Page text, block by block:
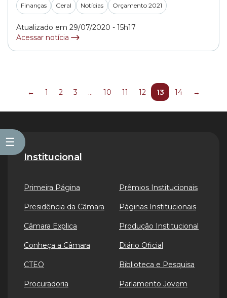
☰
exercício de 2021. Agora, o projeto seguirá para
discussão e votação no Plenário. A LDO determina as
metas fiscais e prioridades... »
Finanças Geral Notícias Orçamento 2021
Atualizado em 29/07/2020 - 15h17
Acessar notícia
← 1 2 3 … 10 11 12 13 14 →
Institucional
Primeira Página
Presidência da Câmara
Câmara Explica
Conheça a Câmara
CTEO
Procuradoria
Prêmios Institucionais
Páginas Institucionais
Produção Institucional
Diário Oficial
Biblioteca e Pesquisa
Parlamento Jovem